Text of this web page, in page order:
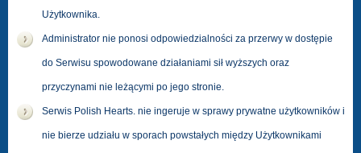
Użytkownika.
Administrator nie ponosi odpowiedzialności za przerwy w dostępie
do Serwisu spowodowane działaniami sił wyższych oraz
przyczynami nie leżącymi po jego stronie.
Serwis Polish Hearts. nie ingeruje w sprawy prywatne użytkowników i
nie bierze udziału w sporach powstałych między Użytkownikami